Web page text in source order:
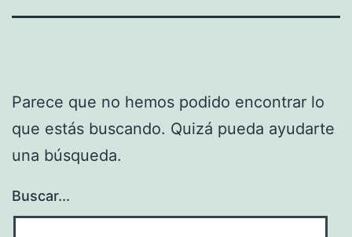
Parece que no hemos podido encontrar lo
que estás buscando. Quizá pueda ayudarte
una búsqueda.
Buscar...